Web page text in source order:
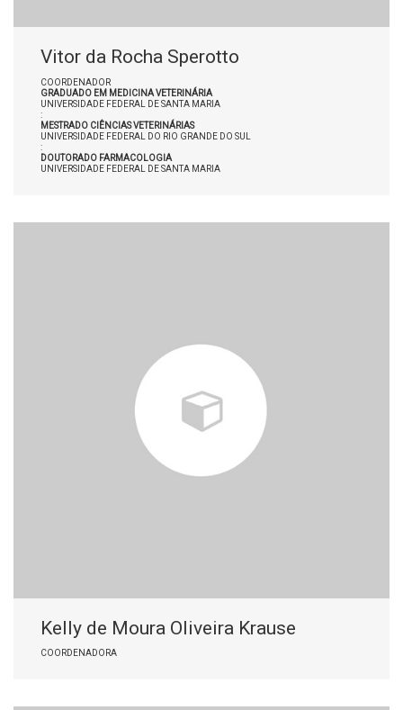
Vitor da Rocha Sperotto
COORDENADOR
GRADUADO EM MEDICINA VETERINÁRIA
UNIVERSIDADE FEDERAL DE SANTA MARIA
:
MESTRADO CIÊNCIAS VETERINÁRIAS
UNIVERSIDADE FEDERAL DO RIO GRANDE DO SUL
:
DOUTORADO FARMACOLOGIA
UNIVERSIDADE FEDERAL DE SANTA MARIA
Kelly de Moura Oliveira Krause
COORDENADORA